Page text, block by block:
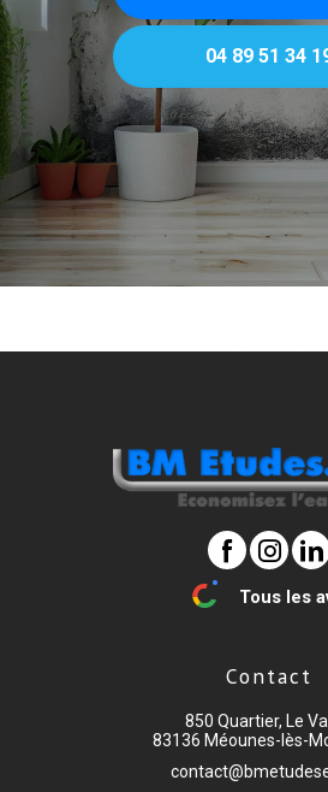
04 89 51 34
Tous les
Contact
850 Quartier, Le
83136 Méounes-lès-